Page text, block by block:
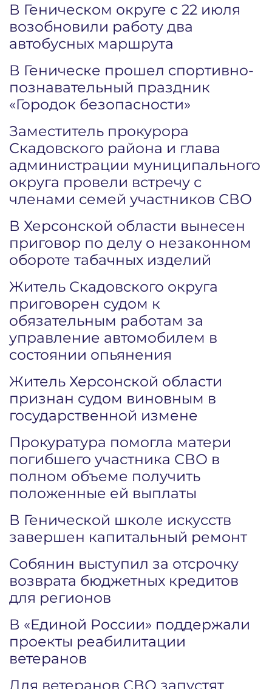
В Геническом округе с 22 июля
возобновили работу два
автобусных маршрута
В Геническе прошел спортивно-
познавательный праздник
«Городок безопасности»
Заместитель прокурора
Скадовского района и глава
администрации муниципального
округа провели встречу с
членами семей участников СВО
В Херсонской области вынесен
приговор по делу о незаконном
обороте табачных изделий
Житель Скадовского округа
приговорен судом к
обязательным работам за
управление автомобилем в
состоянии опьянения
Житель Херсонской области
признан судом виновным в
государственной измене
Прокуратура помогла матери
погибшего участника СВО в
полном объеме получить
положенные ей выплаты
В Генической школе искусств
завершен капитальный ремонт
Собянин выступил за отсрочку
возврата бюджетных кредитов
для регионов
В «Единой России» поддержали
проекты реабилитации
ветеранов
Для ветеранов СВО запустят